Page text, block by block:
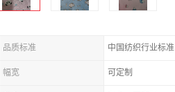
品质标准 中国纺织行业标准
幅宽 可定制